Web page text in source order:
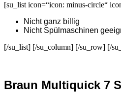
[su_list icon=“icon: minus-circle“
Nicht ganz billig
Nicht Spülmaschinen
[/su_list] [/su_column] [/su_row] [/
Braun Multiquick 7